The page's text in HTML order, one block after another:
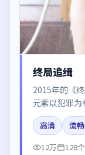
终局追缉
2015年的《
元素以犯罪
音、沈腾、
尾留白引发讨
高清
流畅
12万
128